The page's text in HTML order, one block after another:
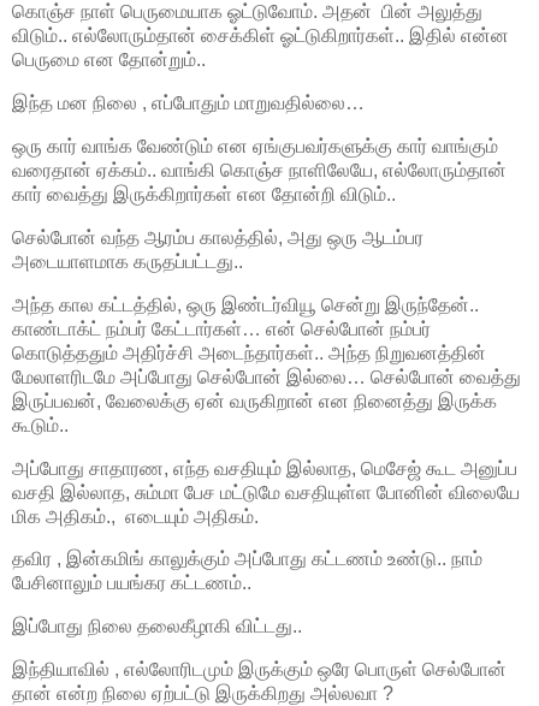
கொஞ்ச நாள் பெருமையாக ஓட்டுவோம். அதன் பின் அலுத்து
விடும்.. எல்லோரும்தான் சைக்கிள் ஓட்டுகிறார்கள்.. இதில் என்ன
பெருமை என தோன்றும்..
இந்த மன நிலை , எப்போதும் மாறுவதில்லை…
ஒரு கார் வாங்க வேண்டும் என ஏங்குபவர்களுக்கு கார் வாங்கும்
வரைதான் ஏக்கம்.. வாங்கி கொஞ்ச நாளிலேயே, எல்லோரும்தான்
கார் வைத்து இருக்கிறார்கள் என தோன்றி விடும்..
செல்போன் வந்த ஆரம்ப காலத்தில், அது ஒரு ஆடம்பர
அடையாளமாக கருதப்பட்டது..
அந்த கால கட்டத்தில், ஒரு இண்டர்வியூ சென்று இருந்தேன்..
காண்டாக்ட் நம்பர் கேட்டார்கள்… என் செல்போன் நம்பர்
கொடுத்ததும் அதிர்ச்சி அடைந்தார்கள்.. அந்த நிறுவனத்தின்
மேலாளரிடமே அப்போது செல்போன் இல்லை… செல்போன் வைத்து
இருப்பவன், வேலைக்கு ஏன் வருகிறான் என நினைத்து இருக்க
கூடும்..
அப்போது சாதாரண, எந்த வசதியும் இல்லாத, மெசேஜ் கூட அனுப்ப
வசதி இல்லாத, சும்மா பேச மட்டுமே வசதியுள்ள போனின் விலையே
மிக அதிகம்., எடையும் அதிகம்.
தவிர , இன்கமிங் காலுக்கும் அப்போது கட்டணம் உண்டு.. நாம்
பேசினாலும் பயங்கர கட்டணம்..
இப்போது நிலை தலைகீழாகி விட்டது..
இந்தியாவில் , எல்லோரிடமும் இருக்கும் ஒரே பொருள் செல்போன்
தான் என்ற நிலை ஏற்பட்டு இருக்கிறது அல்லவா ?